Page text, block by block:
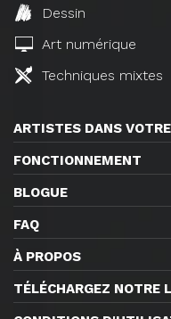
Dessin
Art numérique
Techniques mixtes
ARTISTES DANS
FONCTIONNEMENT
BLOGUE
FAQ
À PROPOS
TÉLÉCHARGEZ NOTRE